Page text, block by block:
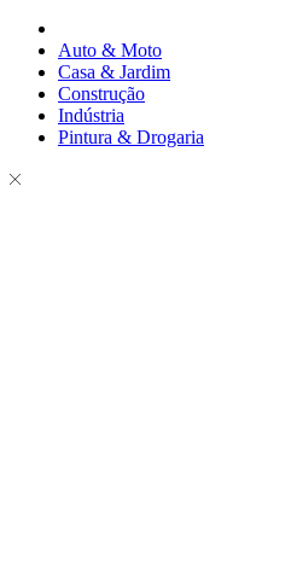
Auto & Moto
Casa & Jardim
Construção
Indústria
Pintura & Drogaria